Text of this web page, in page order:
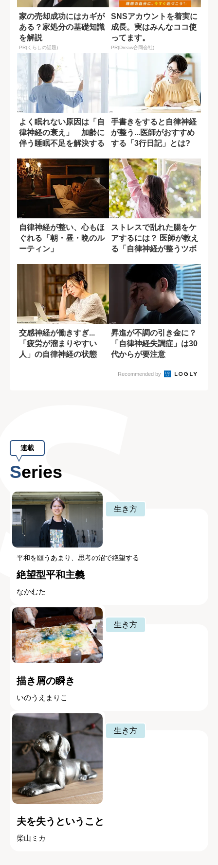
家の売却成功にはカギが
ある？家処分の基礎知識
を解説
PR(くらしの話題)
SNSアカウントを着実に
成長。実はみんなココ使
ってます。
PR(Dreaw合同会社)
よく眠れない原因は「自
律神経の衰え」 加齢に
伴う睡眠不足を解決する
手書きをすると自律神経
が整う...医師がおすすめ
する「3行日記」とは?
自律神経が整い、心もほ
ぐれる「朝・昼・晩のル
ーティン」
ストレスで乱れた腸をケ
アするには？ 医師が教え
る「自律神経が整うツボ
交感神経が働きすぎ...
「疲労が溜まりやすい
人」の自律神経の状態
昇進が不調の引き金に？
「自律神経失調症」は30
代からが要注意
Recommended by
連載
Series
生き方
平和を願うあまり、思考の沼で絶望する
絶望型平和主義
なかむた
生き方
描き屑の瞬き
いのうえまりこ
生き方
夫を失うということ
柴山ミカ